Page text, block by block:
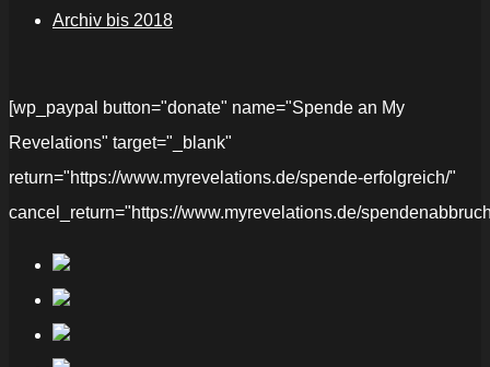
Archiv bis 2018
[wp_paypal button="donate" name="Spende an My
Revelations" target="_blank"
return="https://www.myrevelations.de/spende-erfolgreich/"
cancel_return="https://www.myrevelations.de/